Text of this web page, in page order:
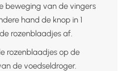
beweging van de vingers
hand de knop in 1
rozenblaadjes af.
rozenblaadjes op de
de voedseldroger.